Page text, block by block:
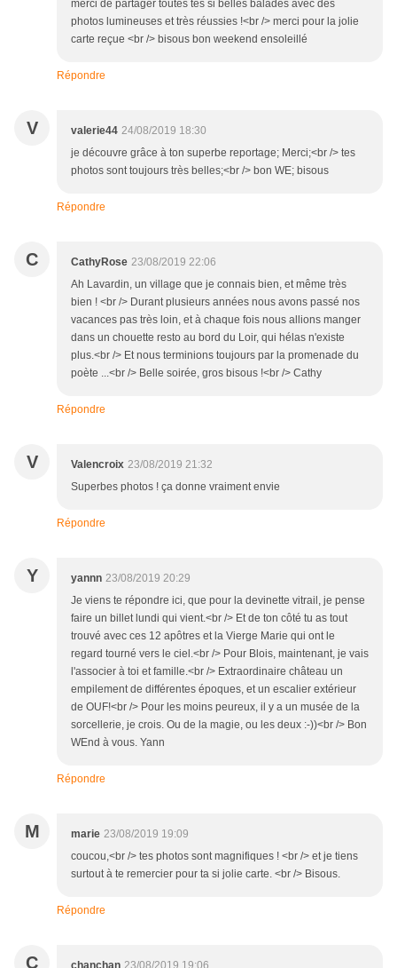
merci de partager toutes tes si belles balades avec des
photos lumineuses et très réussies !<br /> merci pour la jolie
carte reçue <br /> bisous bon weekend ensoleillé
Répondre
V valerie44 24/08/2019 18:30
je découvre grâce à ton superbe reportage; Merci;<br /> tes
photos sont toujours très belles;<br /> bon WE; bisous
Répondre
C CathyRose 23/08/2019 22:06
Ah Lavardin, un village que je connais bien, et même très
bien ! <br /> Durant plusieurs années nous avons passé nos
vacances pas très loin, et à chaque fois nous allions manger
dans un chouette resto au bord du Loir, qui hélas n'existe
plus.<br /> Et nous terminions toujours par la promenade du
poète ...<br /> Belle soirée, gros bisous !<br /> Cathy
Répondre
V Valencroix 23/08/2019 21:32
Superbes photos ! ça donne vraiment envie
Répondre
Y yannn 23/08/2019 20:29
Je viens te répondre ici, que pour la devinette vitrail, je pense
faire un billet lundi qui vient.<br /> Et de ton côté tu as tout
trouvé avec ces 12 apôtres et la Vierge Marie qui ont le
regard tourné vers le ciel.<br /> Pour Blois, maintenant, je vais
l'associer à toi et famille.<br /> Extraordinaire château un
empilement de différentes époques, et un escalier extérieur
de OUF!<br /> Pour les moins peureux, il y a un musée de la
sorcellerie, je crois. Ou de la magie, ou les deux :-))<br /> Bon
WEnd à vous. Yann
Répondre
M marie 23/08/2019 19:09
coucou,<br /> tes photos sont magnifiques ! <br /> et je tiens
surtout à te remercier pour ta si jolie carte. <br /> Bisous.
Répondre
C chanchan 23/08/2019 19:06